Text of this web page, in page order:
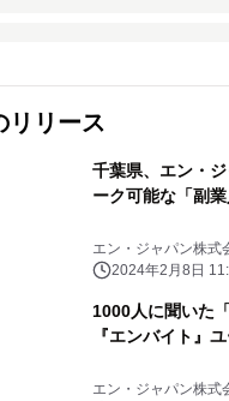
リリース
千葉県、エン・
ーク可能な「副
エン・ジャパン株式
2024年2月8日
1000人に聞いた
『エンバイト』
エン・ジャパン株式